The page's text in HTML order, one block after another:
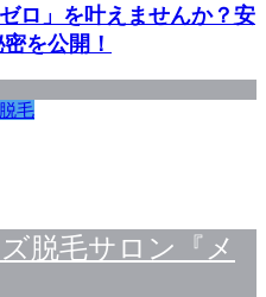
ロ」を叶えませんか？安
を公開！
毛